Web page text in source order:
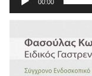
00:00